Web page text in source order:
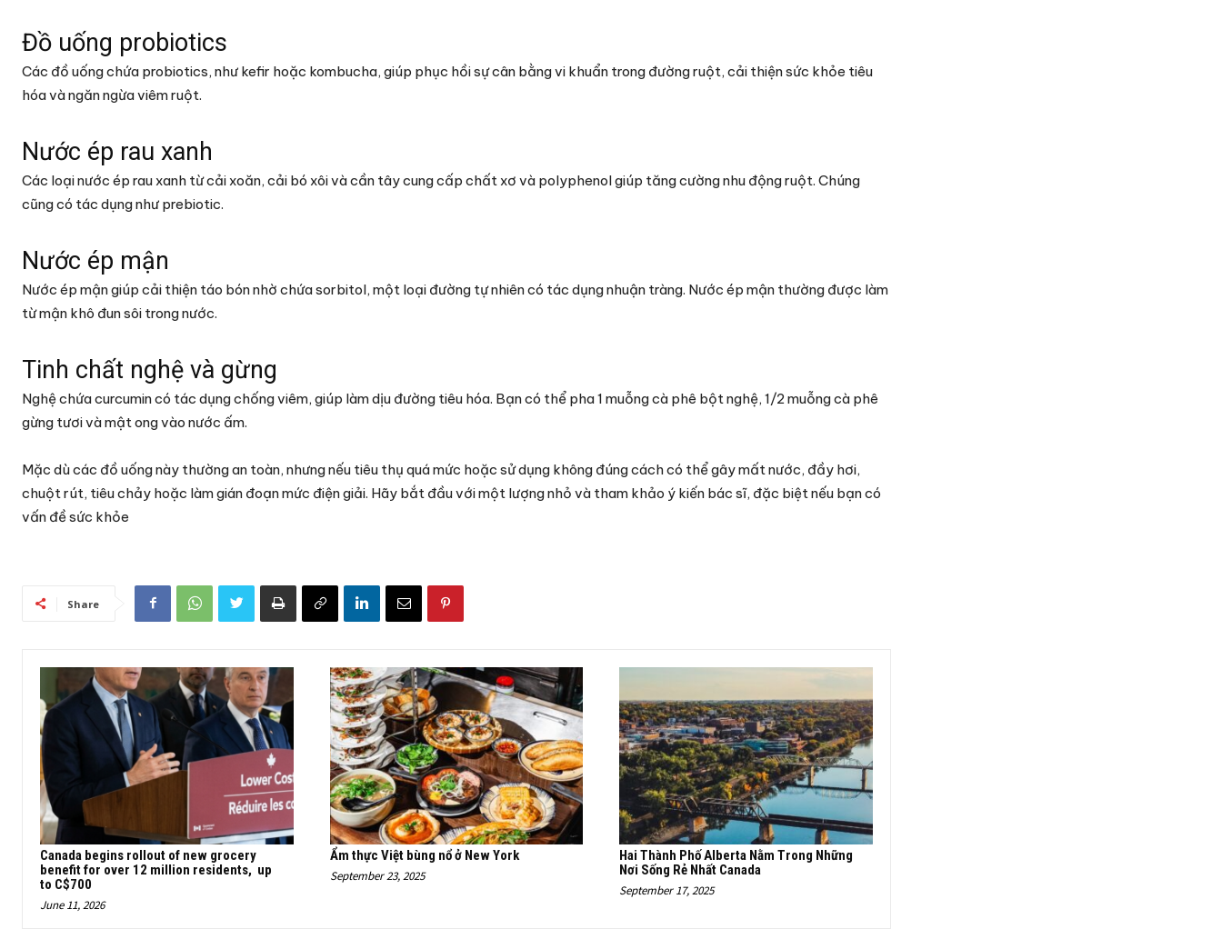
Đồ uống probiotics
Các đồ uống chứa probiotics, như kefir hoặc kombucha, giúp phục hồi sự cân bằng vi khuẩn trong đường ruột, cải thiện sức khỏe tiêu
hóa và ngăn ngừa viêm ruột.
Nước ép rau xanh
Các loại nước ép rau xanh từ cải xoăn, cải bó xôi và cần tây cung cấp chất xơ và polyphenol giúp tăng cường nhu động ruột. Chúng
cũng có tác dụng như prebiotic.
Nước ép mận
Nước ép mận giúp cải thiện táo bón nhờ chứa sorbitol, một loại đường tự nhiên có tác dụng nhuận tràng. Nước ép mận thường được làm
từ mận khô đun sôi trong nước.
Tinh chất nghệ và gừng
Nghệ chứa curcumin có tác dụng chống viêm, giúp làm dịu đường tiêu hóa. Bạn có thể pha 1 muỗng cà phê bột nghệ, 1/2 muỗng cà phê
gừng tươi và mật ong vào nước ấm.
Mặc dù các đồ uống này thường an toàn, nhưng nếu tiêu thụ quá mức hoặc sử dụng không đúng cách có thể gây mất nước, đầy hơi,
chuột rút, tiêu chảy hoặc làm gián đoạn mức điện giải. Hãy bắt đầu với một lượng nhỏ và tham khảo ý kiến bác sĩ, đặc biệt nếu bạn có
vấn đề sức khỏe
Share
Canada begins rollout of new grocery
benefit for over 12 million residents, up
to C$700
June 11, 2026
Ẩm thực Việt bùng nổ ở New York
September 23, 2025
Hai Thành Phố Alberta Nằm Trong Những
Nơi Sống Rẻ Nhất Canada
September 17, 2025